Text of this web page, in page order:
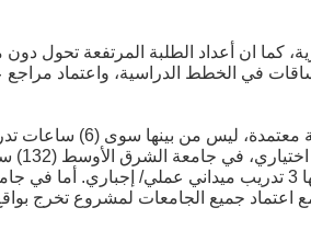
ان أعداد الطلبة المرتفعة تحول دون
في الخطط الدراسية، واعتماد مراجع
فخطة قسم الصحافة في جامعة اليرموك